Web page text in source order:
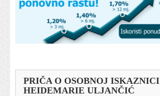
PRIČA O OSOBNOJ ISKAZNICI
HEIDEMARIE ULJANČIĆ